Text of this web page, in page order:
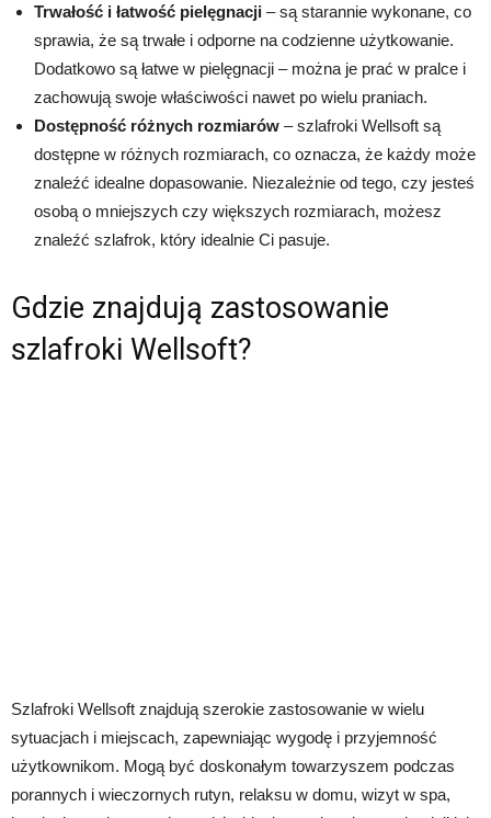
Trwałość i łatwość pielęgnacji – są starannie wykonane, co
sprawia, że są trwałe i odporne na codzienne użytkowanie.
Dodatkowo są łatwe w pielęgnacji – można je prać w pralce i
zachowują swoje właściwości nawet po wielu praniach.
Dostępność różnych rozmiarów – szlafroki Wellsoft są
dostępne w różnych rozmiarach, co oznacza, że każdy może
znaleźć idealne dopasowanie. Niezależnie od tego, czy jesteś
osobą o mniejszych czy większych rozmiarach, możesz
znaleźć szlafrok, który idealnie Ci pasuje.
Gdzie znajdują zastosowanie
szlafroki Wellsoft?
Szlafroki Wellsoft znajdują szerokie zastosowanie w wielu
sytuacjach i miejscach, zapewniając wygodę i przyjemność
użytkownikom. Mogą być doskonałym towarzyszem podczas
porannych i wieczornych rutyn, relaksu w domu, wizyt w spa,